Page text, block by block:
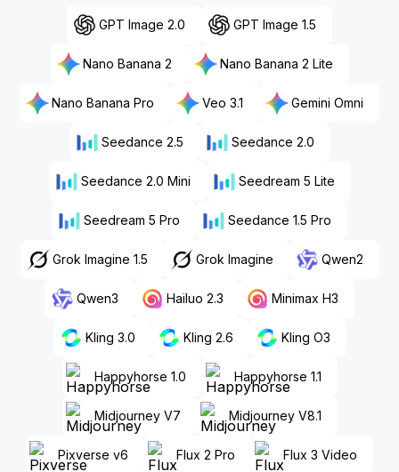
GPT Image 2.0 GPT Image 1.5
Nano Banana 2 Nano Banana 2 Lite
Nano Banana Pro Veo 3.1 Gemini Omni
Seedance 2.5 Seedance 2.0
Seedance 2.0 Mini Seedream 5 Lite
Seedream 5 Pro Seedance 1.5 Pro
Grok Imagine 1.5 Grok Imagine Qwen2
Qwen3 Hailuo 2.3 Minimax H3
Kling 3.0 Kling 2.6 Kling O3
Happyhorse 1.0 Happyhorse 1.1
Midjourney V7 Midjourney V8.1
Pixverse v6 Flux 2 Pro Flux 3 Video